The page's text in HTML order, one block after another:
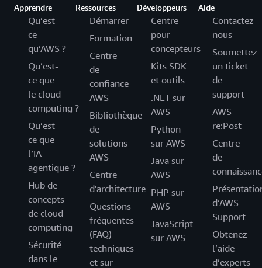
Apprendre
Qu’est-
ce
qu’AWS ?
Qu’est-
ce que
le cloud
computing ?
Qu’est-
ce que
l’IA
agentique ?
Hub de
concepts
de cloud
computing
Sécurité
dans le
Ressources
Démarrer
Formation
Centre
de
confiance
AWS
Bibliothèque
de
solutions
AWS
Centre
d'architecture
Questions
fréquentes
(FAQ)
techniques
et sur
Développeurs
Centre
pour
concepteurs
Kits SDK
et outils
.NET sur
AWS
Python
sur AWS
Java sur
AWS
PHP sur
AWS
JavaScript
sur AWS
Aide
Contactez-
nous
Soumettez
un ticket
de
support
AWS
re:Post
Centre
de
d’AWS
Support
Obtenez
l’aide
d’experts